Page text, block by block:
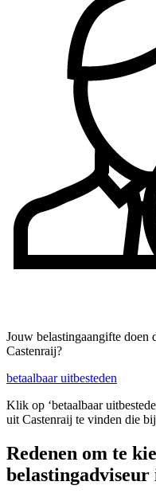
Jouw belastingaangifte doen
Castenraij?
betaalbaar uitbesteden
Klik op ‘betaalbaar
uit Castenraij te vinden die
Redenen om te